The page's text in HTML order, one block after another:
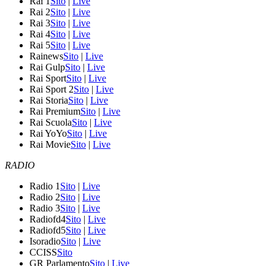
Rai 2Sito | Live
Rai 3Sito | Live
Rai 4Sito | Live
Rai 5Sito | Live
RainewsSito | Live
Rai GulpSito | Live
Rai SportSito | Live
Rai Sport 2Sito | Live
Rai StoriaSito | Live
Rai PremiumSito | Live
Rai ScuolaSito | Live
Rai YoYoSito | Live
Rai MovieSito | Live
RADIO
Radio 1 Sito | Live
Radio 2Sito | Live
Radio 3Sito | Live
Radiofd4Sito | Live
Radiofd5Sito | Live
IsoradioSito | Live
CCISSSito
GR ParlamentoSito | Live